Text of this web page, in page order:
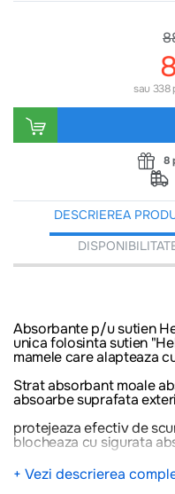
sau 338
8
DESCRIEREA
Absorbante p/u sutien
unica folosinta sutien
mamele care alapteaza
Strat absorbant moale
absoarbe suprafata
protejeaza efectiv de
blocheaza cu sigurata
---
Nu trebuie să folosiți
+ Vezi descrierea